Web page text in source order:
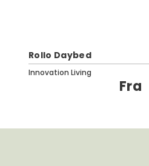
Rollo Daybed
Innovation Living
Fra